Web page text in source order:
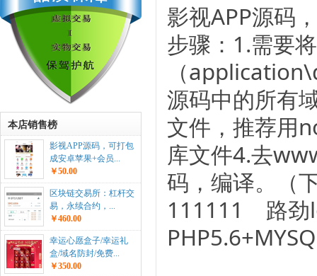
本店销售榜
影视APP源码，可打包
成安卓苹果+会员...
￥50.00
区块链交易所：杠杆交
易，永续合约，...
￥460.00
幸运心愿盒子/幸运礼
盒/域名防封/免费...
￥350.00
影视APP源码
步骤：1.需要
（
源码中的所有
文件，推荐用
库文件4.去
码，编译。（
111111 路劲